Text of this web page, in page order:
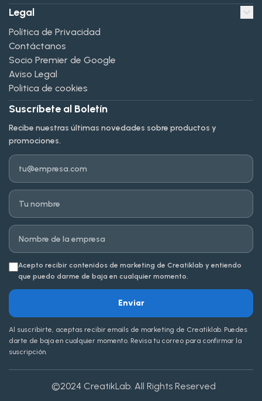
Legal
Política de Privacidad
Contáctanos
Socio Premier de Google
Aviso Legal
Politica de cookies
Suscríbete al Boletín
Recibe nuestras últimas novedades sobre productos y
promociones.
Email
Nombre
Empresa
Acepto recibir contenidos de marketing de Creatiklab y entiendo
que puedo darme de baja en cualquier momento.
Enviar
Al suscribirte, aceptas recibir emails de marketing de Creatiklab. Puedes
darte de baja en cualquier momento. Revisa tu correo para confirmar la
suscripción.
©2024 CreatikLab. All Rights Reserved